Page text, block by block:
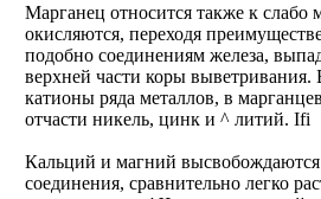
Марганец относится также к
окисляются, переходя
подобно соединениям железа,
верхней части коры выветривания.
катионы ряда металлов, в
отчасти никель, цинк и ^ литий. Ifi
Кальций и магний
соединения, сравнительно легко